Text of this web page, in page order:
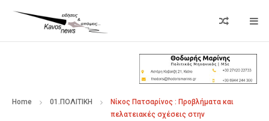
Home 01.ΠΟΛΙΤΙΚΗ
Νίκος Πατσαρίνος : Προβλήματα και
πελατειακές σχέσεις στην